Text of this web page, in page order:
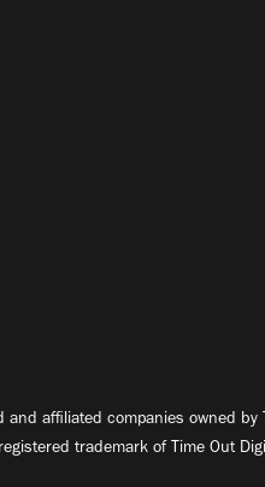
affiliated companies owned by
trademark of Time Out